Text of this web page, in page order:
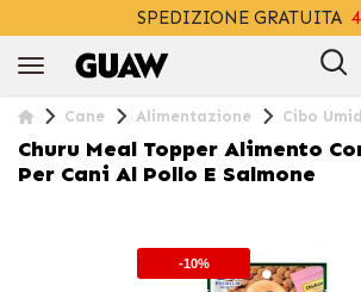
SPEDIZIONE GRATUITA
Cane Alimentazione Cibo
Churu Meal Topper Alimento
Per Cani Al Pollo E Salmone
-10%